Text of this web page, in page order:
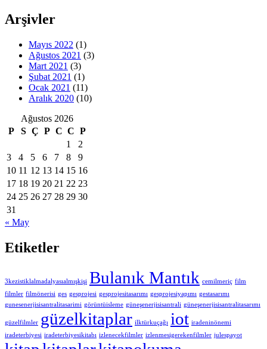
Arşivler
Mayıs 2022 (1)
Ağustos 2021 (3)
Mart 2021 (3)
Şubat 2021 (1)
Ocak 2021 (11)
Aralık 2020 (10)
Ağustos 2026
P
S Ç P C C P
1
2
3
4 5 6 7 8
9
10 11 12 13 14 15 16
17 18 19 20 21 22 23
24 25 26 27 28 29 30
31
« May
Etiketler
3kezistiklalmadalyasıalmışkişi Bulanık Mantık cemilmeriç film
filmler filmönerisi ges gesprojesi gesprojesitasarımı gesprojesiyapımı gestasarımı
gunesenerjisisantralitasarimi görüntüisleme güneşenerjisisantrali güneşenerjisisantralitasarımı
güzelfilmler güzelkitaplar ilktürkuçağı iot iradeninönemi
iradeterbiyesi iradeterbiyesikitabı izlenecekfilmler izlenmesigerekenfilmler julespayot